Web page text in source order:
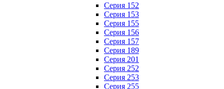
Серия 152
Серия 153
Серия 155
Серия 156
Серия 157
Серия 189
Серия 201
Серия 252
Серия 253
Серия 255